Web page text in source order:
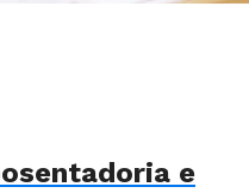
e